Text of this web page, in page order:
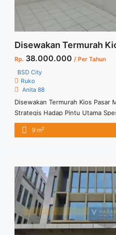
Rp. 38.000.000 / Per Tahun
BSD City
Ruko
Anita 88
Disewakan Termurah Kios Pasar
Strategis Hadap Pintu Utama
Lampu : 4 titik Kondisi : Lantai
Rapi Harga Sewa : 38 jt per
9 m2